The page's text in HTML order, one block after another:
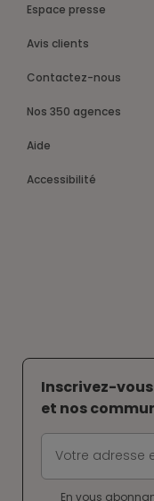
Espace presse
Avis clients
Contactez-nous
Nos 350 agences
Aide
Accessibilité
Inscrivez-
et nos
En vous